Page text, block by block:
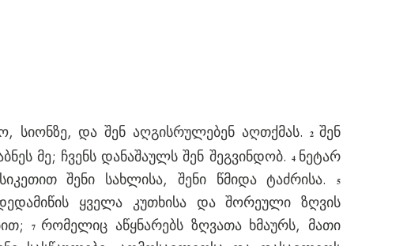
სიონზე, და შენ აღგისრულებენ აღთქმას.2 შენ
მე; ჩვენს დანაშაულს შენ შეგვინდობ. 4 ნეტარ
შენი სახლისა, შენი წმიდა ტაძრისა.
5
ყველა კუთხისა და შორეული ზღვის
7 რომელიც აწყნარებს ზღვათა ხმაურს, მათი